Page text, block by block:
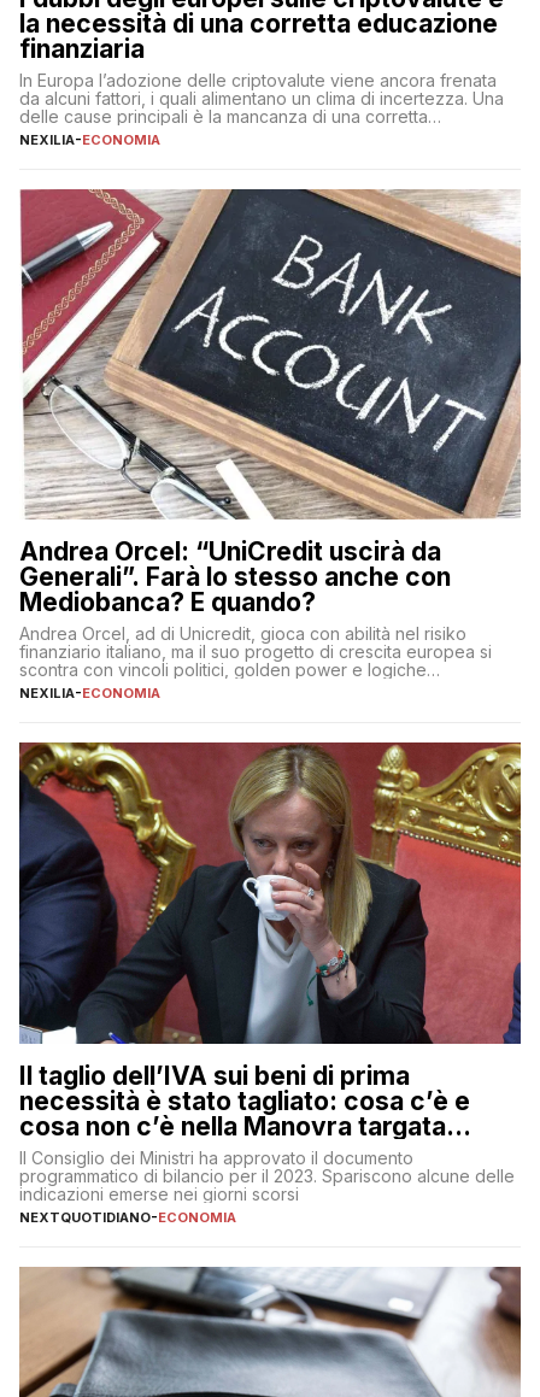
la necessità di una corretta educazione
finanziaria
In Europa l’adozione delle criptovalute viene ancora frenata
da alcuni fattori, i quali alimentano un clima di incertezza. Una
delle cause principali è la mancanza di una corretta
educazione finanziaria, che impedisce ad una larga parte della
sulle criptovalute: […]
NEXILIA-ECONOMIA
Andrea Orcel: “UniCredit uscirà da
Generali”. Farà lo stesso anche con
Mediobanca? E quando?
Andrea Orcel, ad di Unicredit, gioca con abilità nel risiko
finanziario italiano, ma il suo progetto di crescita europea si
scontra con vincoli politici, golden power e logiche
protezionistiche. Orcel e la mossa su Generali Andrea Orcel,
NEXILIA-ECONOMIA
Il taglio dell’IVA sui beni di prima
necessità è stato tagliato: cosa c’è e
cosa non c’è nella Manovra targata
Meloni
Il Consiglio dei Ministri ha approvato il documento
programmatico di bilancio per il 2023. Spariscono alcune delle
indicazioni emerse nei giorni scorsi
NEXTQUOTIDIANO-ECONOMIA